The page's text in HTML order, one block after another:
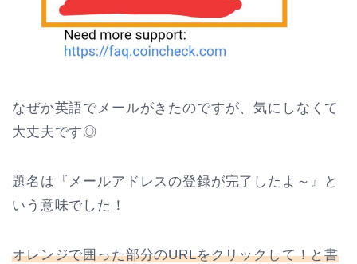
なぜか英語でメールがきたのですが、気にしなくて
大丈夫です◎
題名は『メールアドレスの登録が完了したよ～』と
いう意味でした！
オレンジで囲った部分のURLをクリックして！と書